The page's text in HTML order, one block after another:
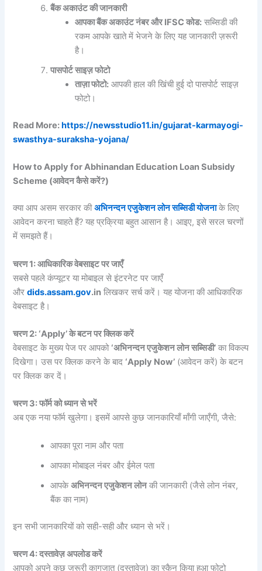
बैंक अकाउंट की जानकारी
आपका बैंक अकाउंट नंबर और IFSC कोड: सब्सिडी की
रकम आपके खाते में भेजने के लिए यह जानकारी ज़रूरी
है।
पासपोर्ट साइज़ फोटो
ताज़ा फोटो: आपकी हाल की खिंची हुई दो पासपोर्ट साइज़
फोटो।
Read More:https://newsstudio11.in/gujarat-karmayogi-
swasthya-suraksha-yojana/
How to Apply for Abhinandan Education Loan Subsidy
Scheme (आवेदन कैसे करें?)
क्या आप असम सरकार कीअभिनन्दन एजुकेशन लोन सब्सिडी योजनाके लिए
आवेदन करना चाहते हैं? यह प्रक्रिया बहुत आसान है। आइए, इसे सरल चरणों
में समझते हैं।
चरण 1: आधिकारिक वेबसाइट पर जाएँ
सबसे पहले कंप्यूटर या मोबाइल से इंटरनेट पर जाएँ
औरdids.assam.gov.in लिखकर सर्च करें। यह योजना की आधिकारिक
वेबसाइट है।
चरण 2: ‘Apply’ के बटन पर क्लिक करें
वेबसाइट के मुख्य पेज पर आपको ‘अभिनन्दन एजुकेशन लोन सब्सिडी’ का विकल्प
दिखेगा। उस पर क्लिक करने के बाद ‘Apply Now’ (आवेदन करें) के बटन
पर क्लिक कर दें।
चरण 3: फॉर्म को ध्यान से भरें
अब एक नया फॉर्म खुलेगा। इसमें आपसे कुछ जानकारियाँ माँगी जाएँगी, जैसे:
आपका पूरा नाम और पता
आपका मोबाइल नंबर और ईमेल पता
आपकेअभिनन्दन एजुकेशन लोनकी जानकारी (जैसे लोन नंबर,
बैंक का नाम)
इन सभी जानकारियों को सही-सही और ध्यान से भरें।
चरण 4: दस्तावेज़ अपलोड करें
आपको अपने कुछ जरूरी कागजात (दस्तावेज़) का स्कैन किया हुआ फोटो